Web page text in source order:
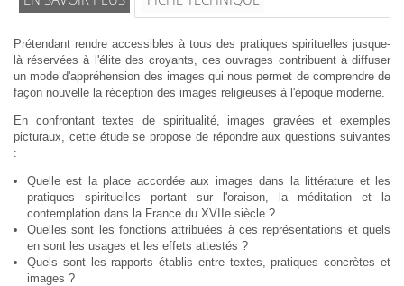
Prétendant rendre accessibles à tous des pratiques spirituelles jusque-
là réservées à l'élite des croyants, ces ouvrages contribuent à diffuser
un mode d'appréhension des images qui nous permet de comprendre de
façon nouvelle la réception des images religieuses à l'époque moderne.
En confrontant textes de spiritualité, images gravées et exemples
picturaux, cette étude se propose de répondre aux questions suivantes
:
Quelle est la place accordée aux images dans la littérature et les
pratiques spirituelles portant sur l'oraison, la méditation et la
contemplation dans la France du XVIIe siècle ?
Quelles sont les fonctions attribuées à ces représentations et quels
en sont les usages et les effets attestés ?
Quels sont les rapports établis entre textes, pratiques concrètes et
images ?